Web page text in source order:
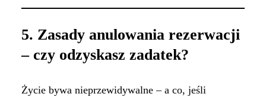
5. Zasady anulowania rezerwacji
– czy odzyskasz zadatek?
Życie bywa nieprzewidywalne – a co, jeśli